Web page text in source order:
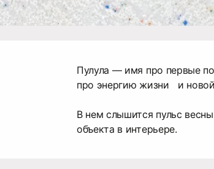
Пулула — имя про первые
про энергию жизни и
В нем слышится пульс
объекта в интерьере.